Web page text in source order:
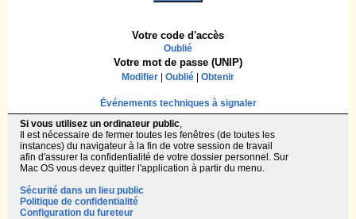
Votre code d'accès
Oublié
Votre mot de passe (UNIP)
Modifier Oublié Obtenir
Événements techniques à signaler
Si vous utilisez un ordinateur public,
Il est nécessaire de fermer toutes les fenêtres (de toutes les
instances) du navigateur à la fin de votre session de travail
afin d'assurer la confidentialité de votre dossier personnel. Sur
Mac OS vous devez quitter l'application à partir du menu.
Sécurité dans un lieu public
Politique de confidentialité
Configuration du fureteur